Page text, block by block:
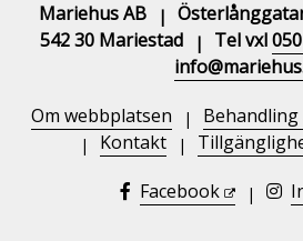
Mariehus AB |
542 30 Mariestad | Tel vxl
Om webbplatsen
|
| Kontakt |
Facebook
|